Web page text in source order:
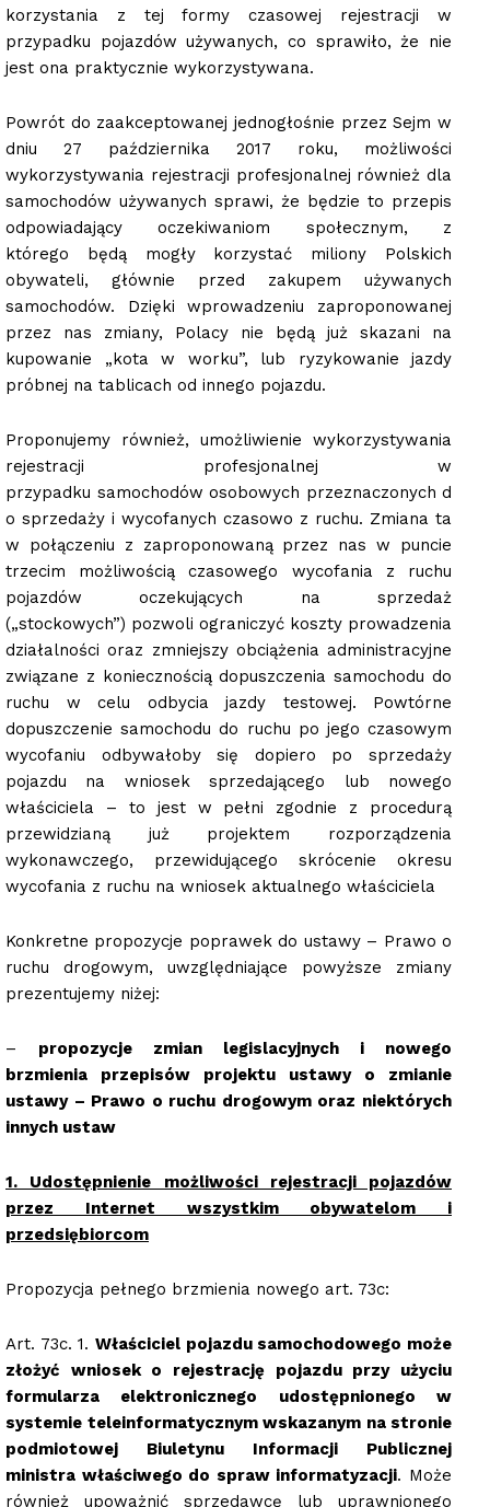
korzystania z tej formy czasowej rejestracji w
przypadku pojazdów używanych, co sprawiło, że nie
jest ona praktycznie wykorzystywana.
Powrót do zaakceptowanej jednogłośnie przez Sejm w
dniu 27 października 2017 roku, możliwości
wykorzystywania rejestracji profesjonalnej również dla
samochodów używanych sprawi, że będzie to przepis
odpowiadający oczekiwaniom społecznym, z
którego będą mogły korzystać miliony Polskich
obywateli, głównie przed zakupem używanych
samochodów. Dzięki wprowadzeniu zaproponowanej
przez nas zmiany, Polacy nie będą już skazani na
kupowanie „kota w worku”, lub ryzykowanie jazdy
próbnej na tablicach od innego pojazdu.
Proponujemy również, umożliwienie wykorzystywania
rejestracji profesjonalnej w
przypadku samochodów osobowych przeznaczonych d
o sprzedaży i wycofanych czasowo z ruchu. Zmiana ta
w połączeniu z zaproponowaną przez nas w puncie
trzecim możliwością czasowego wycofania z ruchu
pojazdów oczekujących na sprzedaż
(„stockowych”) pozwoli ograniczyć koszty prowadzenia
działalności oraz zmniejszy obciążenia administracyjne
związane z koniecznością dopuszczenia samochodu do
ruchu w celu odbycia jazdy testowej. Powtórne
dopuszczenie samochodu do ruchu po jego czasowym
wycofaniu odbywałoby się dopiero po sprzedaży
pojazdu na wniosek sprzedającego lub nowego
właściciela – to jest w pełni zgodnie z procedurą
przewidzianą już projektem rozporządzenia
wykonawczego, przewidującego skrócenie okresu
wycofania z ruchu na wniosek aktualnego właściciela
Konkretne propozycje poprawek do ustawy – Prawo o
ruchu drogowym, uwzględniające powyższe zmiany
prezentujemy niżej:
– propozycje zmian legislacyjnych i nowego
brzmienia przepisów projektu ustawy o zmianie
ustawy – Prawo o ruchu drogowym oraz niektórych
innych ustaw
1. Udostępnienie możliwości rejestracji pojazdów
przez Internet wszystkim obywatelom i
przedsiębiorcom
Propozycja pełnego brzmienia nowego art. 73c:
Art. 73c. 1. Właściciel pojazdu samochodowego może
złożyć wniosek o rejestrację pojazdu przy użyciu
formularza elektronicznego udostępnionego w
systemie teleinformatycznym wskazanym na stronie
podmiotowej Biuletynu Informacji Publicznej
ministra właściwego do spraw informatyzacji. Może
również upoważnić sprzedawcę lub uprawnionego